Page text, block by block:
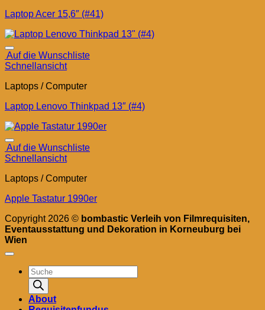
Laptop Acer 15,6″ (#41)
Auf die Wunschliste
Schnellansicht
Laptops / Computer
Laptop Lenovo Thinkpad 13″ (#4)
Auf die Wunschliste
Schnellansicht
Laptops / Computer
Apple Tastatur 1990er
Copyright 2026 © bombastic Verleih von Filmrequisiten,
Eventausstattung und Dekoration in Korneuburg bei
Wien
Products
search
About